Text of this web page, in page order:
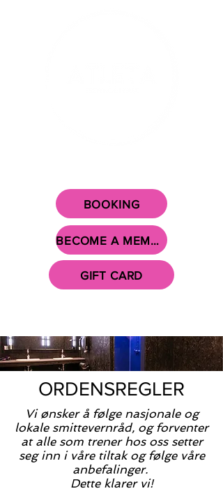
BOOKING
BECOME A MEMBER
GIFT CARD
ORDENSREGLER
Vi ønsker å følge nasjonale og
lokale smittevernråd, og forventer
at alle som trener hos oss setter
seg inn i våre tiltak og følge våre
anbefalinger.
Dette klarer vi!